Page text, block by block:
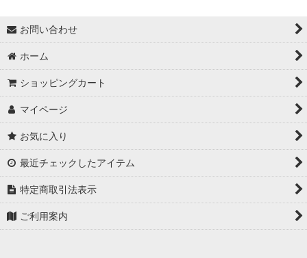
お問い合わせ
ホーム
ショッピングカート
マイページ
お気に入り
最近チェックしたアイテム
特定商取引法表示
ご利用案内